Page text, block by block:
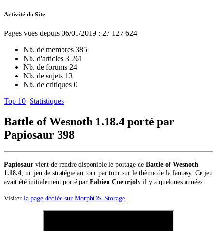
Activité du Site
Pages vues depuis 06/01/2019 : 27 127 624
Nb. de membres 385
Nb. d'articles 3 261
Nb. de forums 24
Nb. de sujets 13
Nb. de critiques 0
Top 10 Statistiques
Battle of Wesnoth 1.18.4 porté par
Papiosaur 398
Papiosaur vient de rendre disponible le portage de Battle of Wesnoth
1.18.4 , un jeu de stratégie au tour par tour sur le thème de la fantasy. Ce jeu
avait été initialement porté par Fabien Coeurjoly il y a quelques années.
Visiter la page dédiée sur MorphOS-Storage